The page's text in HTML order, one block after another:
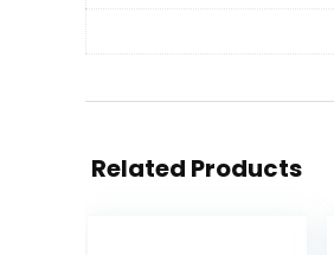
Related Products